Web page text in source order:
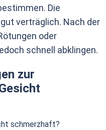
Die
verträglich. Nach der
oder
schnell abklingen.
zur
schmerzhaft?